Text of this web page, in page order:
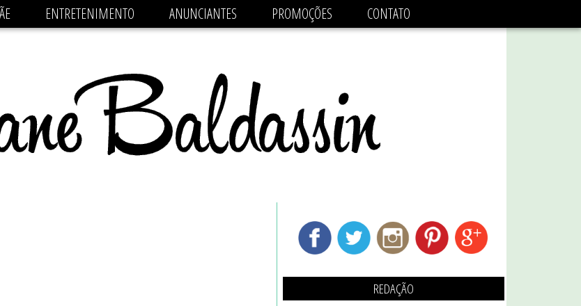
pagead2.googlesyndication.com/pagead/js/adsbygoogle.js'/>
ENTRETENIMENTO ANUNCIANTES PROMOÇÕES CONTATO
REDAÇÃO